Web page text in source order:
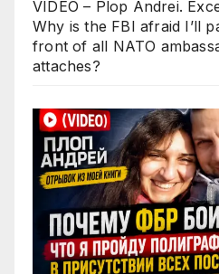
VIDEO – Plop Andrei.
Why is the FBI afraid I’ll
front of all NATO
attaches?